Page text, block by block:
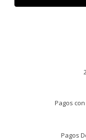
EDP
Pagos
Pagos